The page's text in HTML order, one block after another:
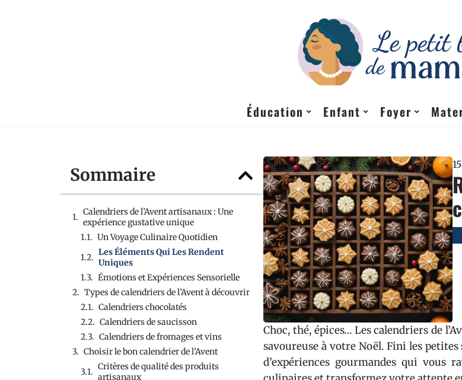
Éducation Enfant Foyer
Sommaire
Calendriers de l’Avent artisanaux : Une
expérience gustative unique
Un Voyage Culinaire Quotidien
Les Éléments Qui Les Rendent
Uniques
Émotions et Expériences Sensorielle
Types de calendriers de l’Avent à découvrir
Calendriers chocolatés
Calendriers de saucisson
Calendriers de fromages et vins
Choisir le bon calendrier de l’Avent
Critères de qualité des produits
artisanaux
Choc, thé, épices… Les calendriers de
savoureuse à votre Noël. Fini les
d’expériences gourmandes qui vous